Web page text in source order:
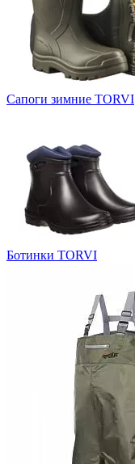
Сапоги зимние TORVI
Ботинки TORVI